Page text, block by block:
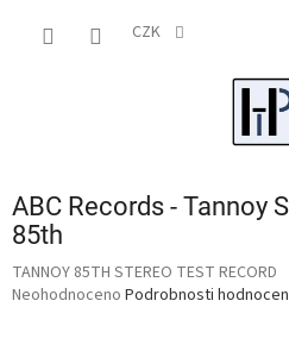
CZK
ABC Records - Tannoy
85th
TANNOY 85TH STEREO TEST RECORD
Průměrné
Neohodnoceno Podrobnosti